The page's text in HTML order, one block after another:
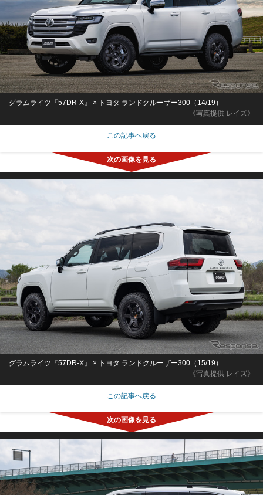
《写真提供 レイズ》
グラムライツ『57DR-X』 × トヨタ ランドクルーザー300（14/19）
この記事へ戻る
《写真提供 レイズ》
グラムライツ『57DR-X』 × トヨタ ランドクルーザー300（15/19）
この記事へ戻る